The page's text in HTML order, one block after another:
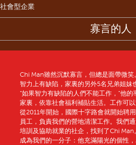
社會型企業
寡言的人
Chi Man雖然沉默寡言，但總是面帶微
智力上有缺陷，家裏的另外5名兄弟姐妹
“如果智力有缺陷的人們不能工作，”他的
家裏，依靠社會福利補貼生活。工作可
從2011年開始，國際十字路會就開始聘
員工，負責我們的營地清潔工作。我們
培訓及協助就業的社企，找到了Chi
成為我們的一分子：他充滿陽光的個性